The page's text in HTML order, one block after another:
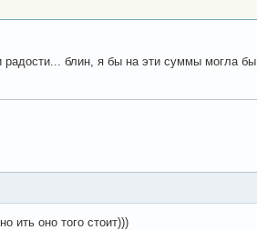
радости... блин, я бы на эти суммы могла бы
ить оно того стоит)))